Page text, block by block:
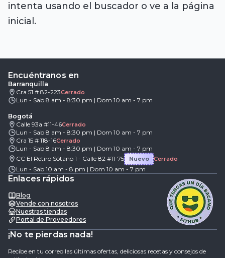
intenta usando el buscador o ve a la página
inicial.
Encuéntranos en
Barranquilla
Cra 51 # 82-223Cerrado
Lun - Sab 8 am - 8:30 pm | Dom 10 am - 7 pm
Bogotá
Calle 93a #11-46Cerrado
Lun - Sab 8 am - 8:30 pm | Dom 10 am - 7 pm
Cra 15 # 118-16Cerrado
Lun - Sab 8 am - 8:30 pm | Dom 10 am - 7 pm
CC El Retiro Sótano 1 - Calle 82 #11-75
Nuevo Cerrado
Lun - Sab 10 am - 8 pm | Dom 10 am - 7 pm
Enlaces rápidos
Blog
Vende con nosotros
Nuestras tiendas
Portal de Proveedores
¡No te pierdas nada!
Recibe en tu correo las últimas ofertas, deliciosas recetas y consejos de